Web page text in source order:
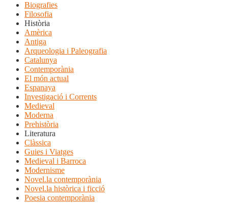
Biografies
Filosofia
Història
Amèrica
Antiga
Arqueologia i Paleografia
Catalunya
Contemporània
El món actual
Espanaya
Investigació i Corrents
Medieval
Moderna
Prehistòria
Literatura
Clàssica
Guies i Viatges
Medieval i Barroca
Modernisme
Novel.la contemporània
Novel.la històrica i ficció
Poesia contemporània